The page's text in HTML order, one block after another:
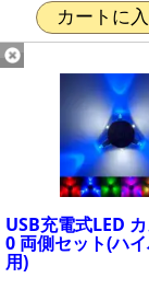
カートに
USB充電式LED
0 両側セット(ハ
用)